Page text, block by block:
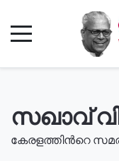
സഖാവ്
കേരളത്തിൻറെ